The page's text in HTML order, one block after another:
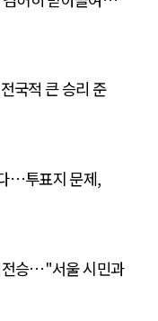
국적 큰 승리 준
…투표지 문제,
전승…"서울 시민과